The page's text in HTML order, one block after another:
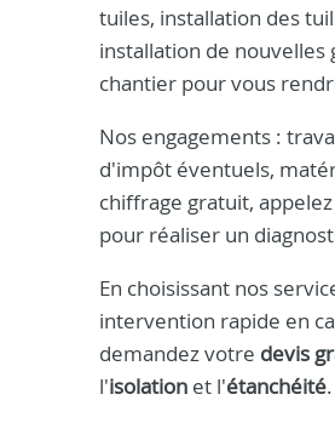
tuiles, installation des
installation de nouvelles
chantier pour vous
Nos engagements :
d'impôt éventuels,
chiffrage gratuit,
pour réaliser un
En choisissant nos
intervention rapide en
demandez votre devis
l'isolation et l'étanchéité.